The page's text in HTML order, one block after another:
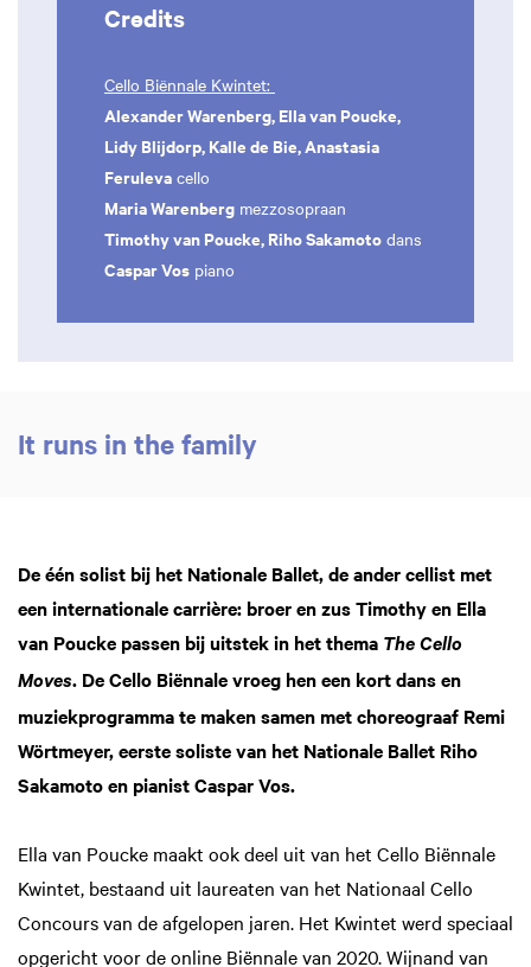
Credits
Cello Biënnale Kwintet:
Alexander Warenberg, Ella van Poucke,
Lidy Blijdorp, Kalle de Bie, Anastasia
Feruleva cello
Maria Warenberg mezzosopraan
Timothy van Poucke, Riho Sakamoto dans
Caspar Vos piano
It runs in the family
De één solist bij het Nationale Ballet, de ander cellist met
een internationale carrière: broer en zus Timothy en Ella
van Poucke passen bij uitstek in het thema The Cello
Moves. De Cello Biënnale vroeg hen een kort dans en
muziekprogramma te maken samen met choreograaf Remi
Wörtmeyer, eerste soliste van het Nationale Ballet Riho
Sakamoto en pianist Caspar Vos.
Ella van Poucke maakt ook deel uit van het Cello Biënnale
Kwintet, bestaand uit laureaten van het Nationaal Cello
Concours van de afgelopen jaren. Het Kwintet werd speciaal
opgericht voor de online Biënnale van 2020. Wijnand van
Zoom